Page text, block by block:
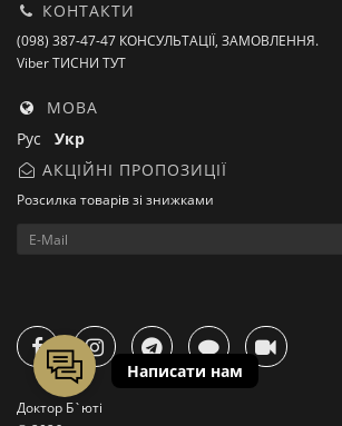
КОНТАКТИ
(098) 387-47-47 КОНСУЛЬТАЦІЇ, ЗАМОВЛЕННЯ.
Viber ТИСНИ ТУТ
МОВА
Рус Укр
АКЦІЙНІ ПРОПОЗИЦІЇ
Розсилка товарів зі знижками
Доктор Б`юті